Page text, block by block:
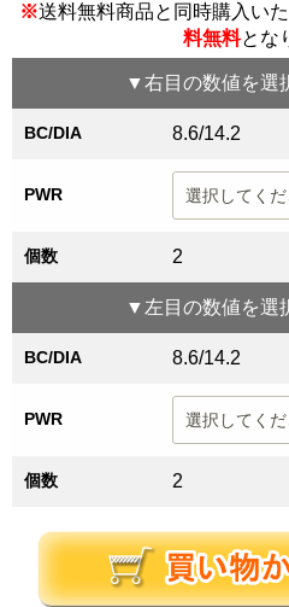
※送料無料商品と同時購入い
料無料とな
▼右目 の数値を選
BC/DIA 8.6/14.2
PWR
個数 2
▼ 左目 の数値を選
BC/DIA 8.6/14.2
PWR
個数 2